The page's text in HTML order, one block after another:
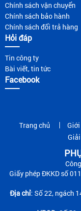
Chính sách vận chuyển
Chính sách bảo hành
Chính sách đổi trả hàng
Hỏi đáp
Tin công ty
Bài viết, tin tức
Facebook
Trang chủ
Giấy phép ĐKKD số
Địa chỉ: Số 22, ngách